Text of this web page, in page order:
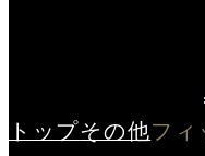
トップその他フィ